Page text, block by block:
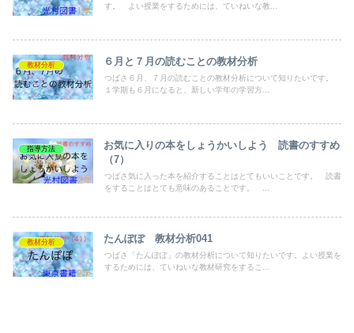
す。 よい授業をするためには、ていねいな教...
教材分析 ６月と７月の読むことの教材分析
つばさ６月、７月の読むことの教材分析について知りたいです。
１学期も６月になると、新しい学年の学習方...
指導方法
お気に入りの本をしょうかいしよう 読書のすすめ
（7）
つばさ気に入った本を紹介することはとてもいいことです。 読書
をすることはとても意味のあることです。 ...
教材分析 たんぽぽ 教材分析041
つばさ「たんぽぽ」の教材分析について知りたいです。よい授業を
するためには、ていねいな教材研究をするこ...